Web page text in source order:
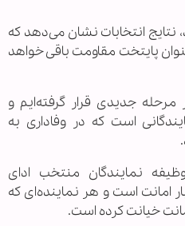
نتایج انتخابات نشان می‌دهد که
پایتخت مقاومت باقی خواهد
مرحله جدیدی قرار گرفته‌ایم و
است که در وفاداری به
نمایندگان منتخب ادای
است و هر نماینده‌ای که
خیانت کرده است.